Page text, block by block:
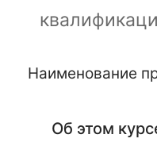
Наименование
Об этом